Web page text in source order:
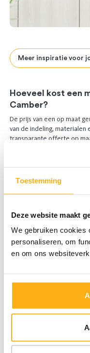
Toestemming
Deze website maakt
We gebruiken cookies
personaliseren, om
en om ons
Previous
Next
Meer inspiratie voor
Hoeveel kost een
Camber?
De prijs van een op maat
van de indeling, materialen
transparante offerte op
gerust een kijkje op onze
Witte
9.170 € (excl
Antoni ,
Deze prijs omvat
interieurarchitect, de